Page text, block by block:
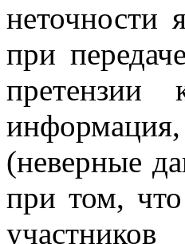
неточности
при
(неверные
при том, что